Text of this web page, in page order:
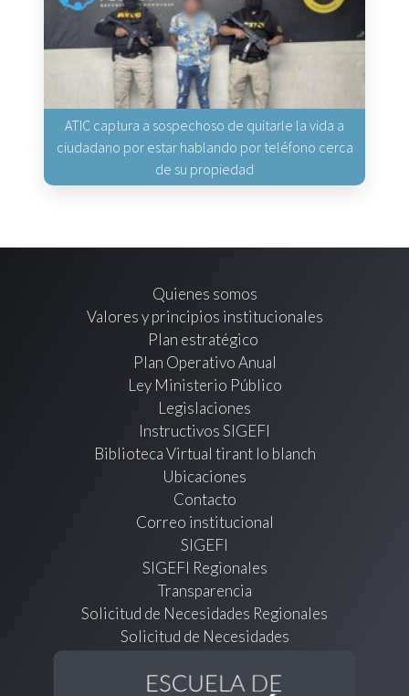
ATIC captura a sospechoso de quitarle la vida a
ciudadano por estar hablando por teléfono cerca
de su propiedad
Quienes somos
Valores y principios institucionales
Plan estratégico
Plan Operativo Anual
Ley Ministerio Público
Legislaciones
Instructivos SIGEFI
Biblioteca Virtual tirant lo blanch
Ubicaciones
Contacto
Correo institucional
SIGEFI
SIGEFI Regionales
Transparencia
Solicitud de Necesidades Regionales
Solicitud de Necesidades